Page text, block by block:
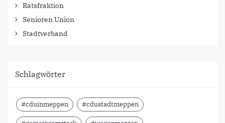
Ratsfraktion
Senioren Union
Stadtverband
Schlagwörter
#cduinmeppen #cdustadtmeppen